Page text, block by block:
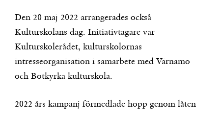
Den 20 maj 2022 arrangerades också
Kulturskolans dag. Initiativtagare var
Kulturskolerådet, kulturskolornas
intresseorganisation i samarbete med Värnamo
och Botkyrka kulturskola.
2022 års kampanj förmedlade hopp genom låten